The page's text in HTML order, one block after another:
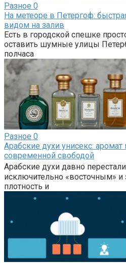
Разное 0
На метеоре в Петергоф:
видом на залив
Есть в городской спешке
оставить шумные улицы
полчаса
Разное 0
Арабские духи унисекс:
современной свободой
Арабские духи давно
исключительно «восточным» и
плотность и